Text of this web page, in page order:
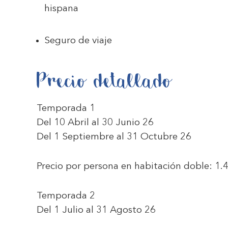
hispana
Seguro de viaje
Precio detallado
Temporada 1
Del 10 Abril al 30 Junio 26
Del 1 Septiembre al 31 Octubre 26
Precio por persona en habitación doble:
Temporada 2
Del 1 Julio al 31 Agosto 26